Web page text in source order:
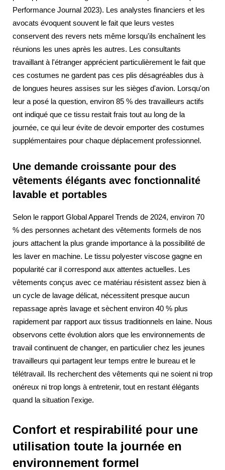
Performance Journal 2023). Les analystes financiers et les
avocats évoquent souvent le fait que leurs vestes
conservent des revers nets même lorsqu'ils enchaînent les
réunions les unes après les autres. Les consultants
travaillant à l'étranger apprécient particulièrement le fait que
ces costumes ne gardent pas ces plis désagréables dus à
de longues heures assises sur les sièges d'avion. Lorsqu'on
leur a posé la question, environ 85 % des travailleurs actifs
ont indiqué que ce tissu restait frais tout au long de la
journée, ce qui leur évite de devoir emporter des costumes
supplémentaires pour chaque déplacement professionnel.
Une demande croissante pour des
vêtements élégants avec fonctionnalité
lavable et portables
Selon le rapport Global Apparel Trends de 2024, environ 70
% des personnes achetant des vêtements formels de nos
jours attachent la plus grande importance à la possibilité de
les laver en machine. Le tissu polyester viscose gagne en
popularité car il correspond aux attentes actuelles. Les
vêtements conçus avec ce matériau résistent assez bien à
un cycle de lavage délicat, nécessitent presque aucun
repassage après lavage et sèchent environ 40 % plus
rapidement par rapport aux tissus traditionnels en laine. Nous
observons cette évolution alors que les environnements de
travail continuent de changer, en particulier chez les jeunes
travailleurs qui partagent leur temps entre le bureau et le
télétravail. Ils recherchent des vêtements qui ne soient ni trop
onéreux ni trop longs à entretenir, tout en restant élégants
quand la situation l'exige.
Confort et respirabilité pour une
utilisation toute la journée en
environnement formel